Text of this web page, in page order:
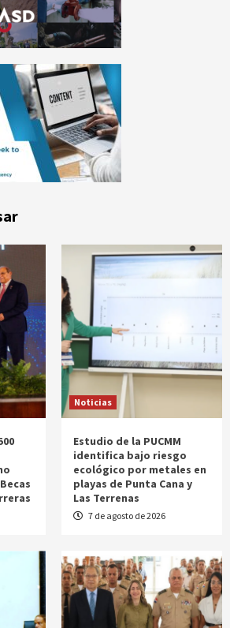
Noticias
Estudio de la PUCMM
identifica bajo riesgo
ecológico por metales en
playas de Punta Cana y
Las Terrenas
7 de agosto de 2026